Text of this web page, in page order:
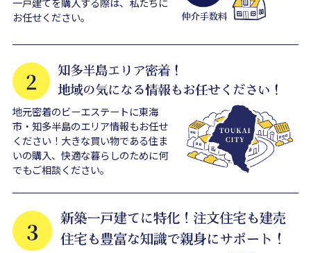
お任せください。
地元密着のビーエステートに東海
市・知多半島のエリア情報もお任せ
ください！大きな買い物である住ま
いの購入、快適な暮らしのために何
でもご相談ください。